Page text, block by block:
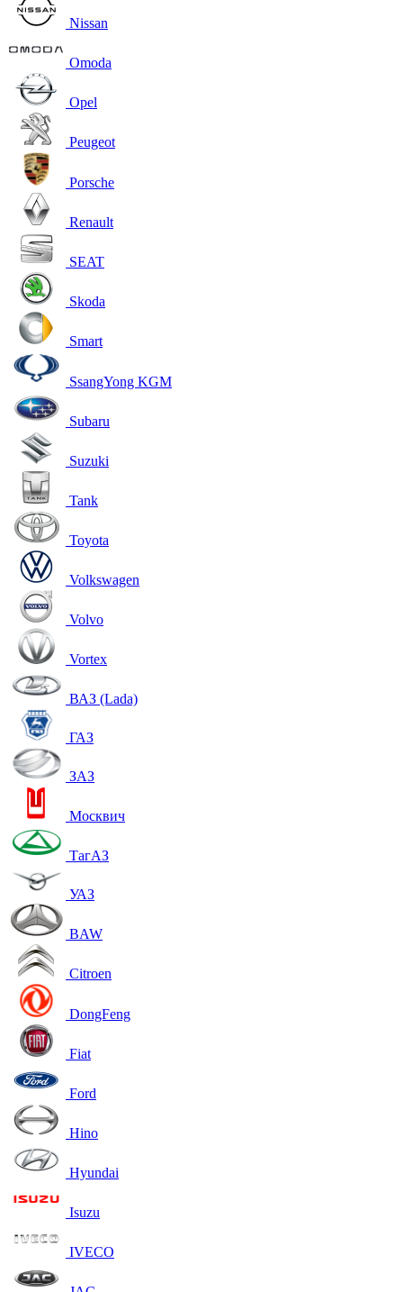
Nissan
Omoda
Opel
Peugeot
Porsche
Renault
SEAT
Skoda
Smart
SsangYong KGM
Subaru
Suzuki
Tank
Toyota
Volkswagen
Volvo
Vortex
ВАЗ (Lada)
ГАЗ
ЗАЗ
Москвич
ТагАЗ
УАЗ
BAW
Citroen
DongFeng
Fiat
Ford
Hino
Hyundai
Isuzu
IVECO